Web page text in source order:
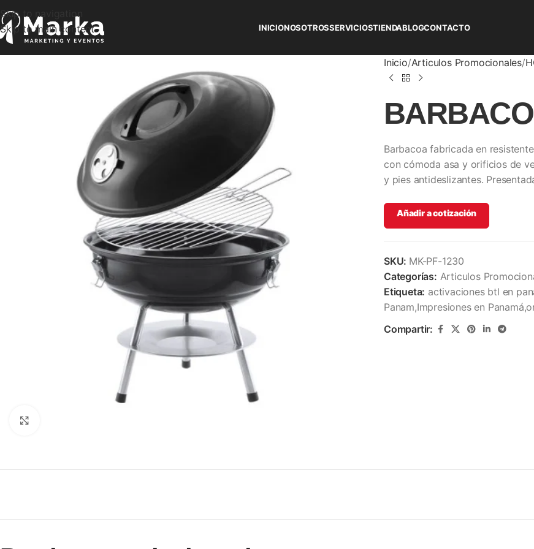
Skip to navigation
Skip to main content
INICIONOSOTROSSERVICIOSTIENDABLOGCONTACTO
Inicio Articulos Promocionales
Barbacoa fabricada en
con cómoda asa y orificios de
y pies antideslizantes.
Añadir a cotización
SKU: MK-PF-1230
Categorías: Articulos
Etiqueta: activaciones btl en
Panam,Impresiones en
Compartir: